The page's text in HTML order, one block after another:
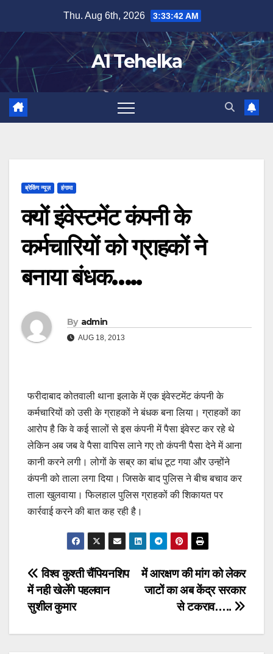
content
Thu. Aug 6th, 2026 3:33:43 AM
A1 Tehelka
ब्रेकिंग न्यूज़ हंगामा
क्यों इंवेस्टमेंट कंपनी के
कर्मचारियों को ग्राहकों ने
बनाया बंधक…..
By admin
AUG 18, 2013
फरीदाबाद कोतवाली थाना इलाके में एक इंवेस्टमेंट कंपनी के
कर्मचारियों को उसी के ग्राहकों ने बंधक बना लिया। ग्राहकों का
आरोप है कि वे कई सालों से इस कंपनी में पैसा इंवेस्ट कर रहे थे
लेकिन अब जब वे पैसा वापिस लाने गए तो कंपनी पैसा देने में आना
कानी करने लगी। लोगों के सब्र का बांध टूट गया और उन्होंने
कंपनी को ताला लगा दिया। जिसके बाद पुलिस ने बीच बचाव कर
ताला खुलवाया। फिलहाल पुलिस ग्राहकों की शिकायत पर
कार्रवाई करने की बात कह रही है।
Post
navigation
में आरक्षण की मांग को लेकर
जाटों का अब केंद्र सरकार
से टकराव…..
विश्व कुश्ती चैंपियनशिप
में नही खेलेंगे पहलवान
सुशील कुमार